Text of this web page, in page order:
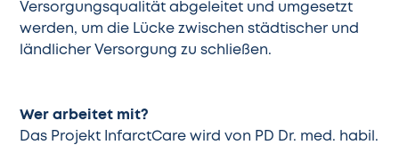
Versorgungsqualität abgeleitet und umgesetzt
werden, um die Lücke zwischen städtischer und
ländlicher Versorgung zu schließen.
Wer arbeitet mit?
Das Projekt InfarctCare wird von PD Dr. med. habil.